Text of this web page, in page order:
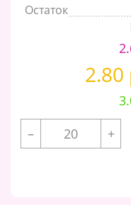
Остаток
2.80
–
+